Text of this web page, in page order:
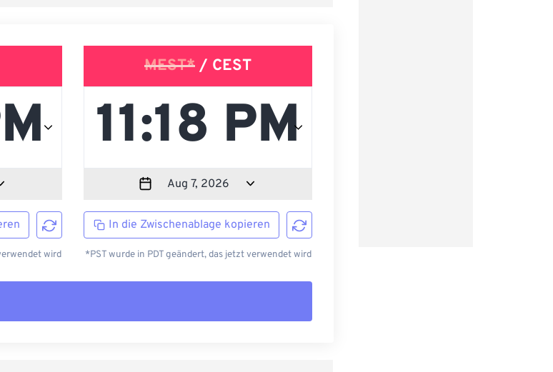
wird
MEST* / CEST
In die Zwischenablage kopieren
*PST wurde in PDT geändert, das jetzt verwendet wird